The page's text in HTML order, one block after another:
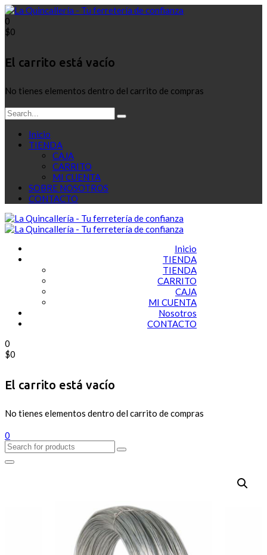
0
$0
El carrito está vacío
No tienes elementos dentro del carrito de compras
Inicio
TIENDA
CAJA
CARRITO
MI CUENTA
SOBRE NOSOTROS
CONTACTO
Inicio
TIENDA
TIENDA
CARRITO
CAJA
MI CUENTA
Nosotros
CONTACTO
0
$0
El carrito está vacío
No tienes elementos dentro del carrito de compras
0